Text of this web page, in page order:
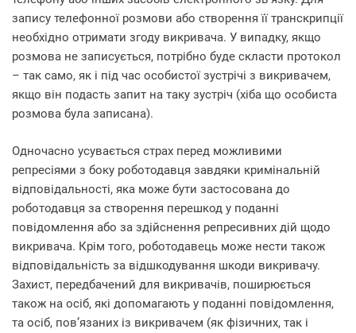
запису телефонної розмови або створення її транскрипції
необхідно отримати згоду викривача. У випадку, якщо
розмова не записується, потрібно буде скласти протокол
– так само, як і під час особистої зустрічі з викривачем,
якщо він подасть запит на таку зустріч (хіба що особиста
розмова була записана).
Одночасно усувається страх перед можливими
репресіями з боку роботодавця завдяки кримінальній
відповідальності, яка може бути застосована до
роботодавця за створення перешкод у поданні
повідомлення або за здійснення репресивних дій щодо
викривача. Крім того, роботодавець може нести також
відповідальність за відшкодування шкоди викривачу.
Захист, передбачений для викривачів, поширюється
також на осіб, які допомагають у поданні повідомлення,
та осіб, пов’язаних із викривачем (як фізичних, так і